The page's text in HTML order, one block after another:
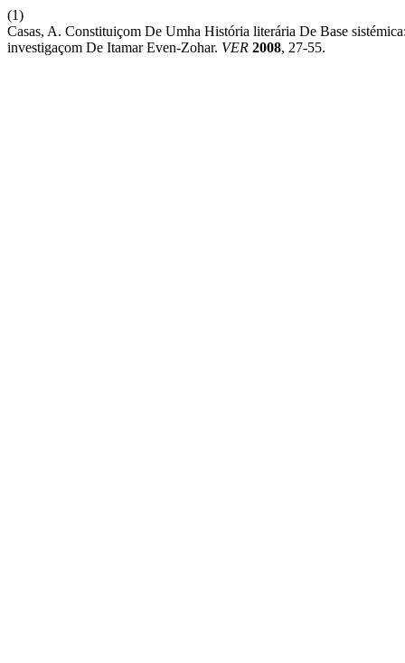
(1)
Casas, A. Constituiçom De Umha História literária De Base
investigaçom De Itamar Even-Zohar. VER 2008, 27-55.